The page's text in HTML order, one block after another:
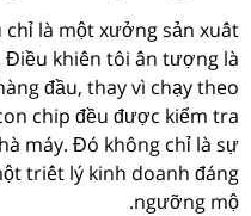
chỉ là một xưởng sản xuất
Điều khiến tôi ấn tượng là
đầu, thay vì chạy theo
chip đều được kiểm tra
máy. Đó không chỉ là sự
triết lý kinh doanh đáng
ngưỡng mộ.